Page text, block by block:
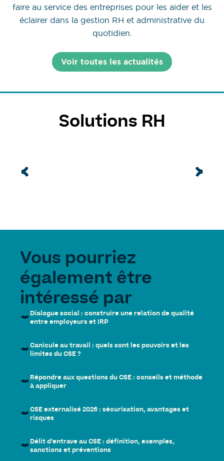
faire au service des entreprises pour les aider et les
éclairer dans la gestion RH et administrative du
quotidien.
Voir toutes les actualités
Solutions RH
Vous pourriez
également être
intéressé par
Dialogue social : construire une relation de qualité
entre employeurs et IRP
Canicule au travail : quels sont les pouvoirs et les
limites du CSE ?
Répondre aux questions du CSE : conseils et méthode
à appliquer
CSE externalisé 2026 : sécurisation, avantages et
risques
Délit d’entrave au CSE : définition, exemples,
sanctions et préventions